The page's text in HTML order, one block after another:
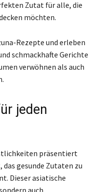
Zutat für alle, die
möchten.
Rezepte und erleben
schmackhafte Gerichte
verwöhnen als auch
jeden
präsentiert
gesunde Zutaten zu
Dieser asiatische
auch